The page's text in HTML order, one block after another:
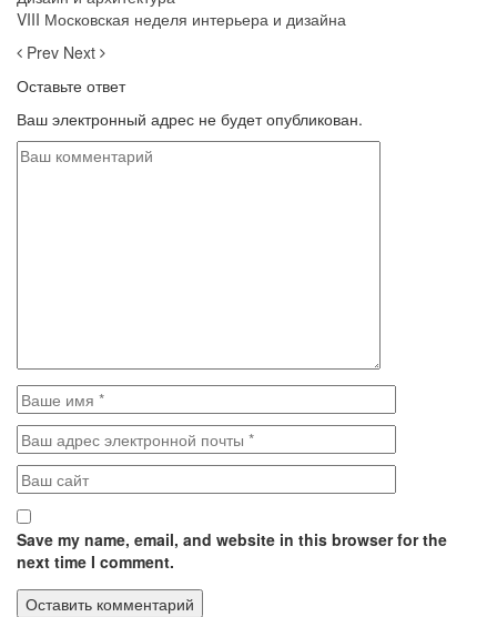
VIII Московская неделя интерьера и дизайна
Prev Next
Оставьте ответ
Ваш электронный адрес не будет опубликован.
Save my name, email, and website in this browser for the
next time I comment.